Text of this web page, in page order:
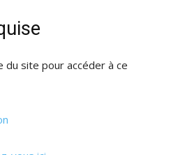
site pour accéder à ce